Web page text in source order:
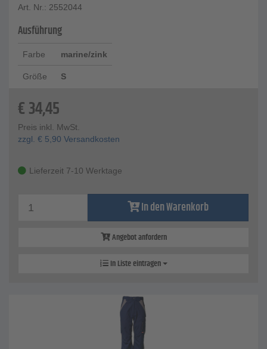
Art. Nr.: 2552044
Ausführung
Farbe marine/zink
Größe S
€34,45
Preis inkl. MwSt.
zzgl. € 5,90 Versandkosten
Lieferzeit 7-10 Werktage
In den Warenkorb
Angebot anfordern
In Liste eintragen